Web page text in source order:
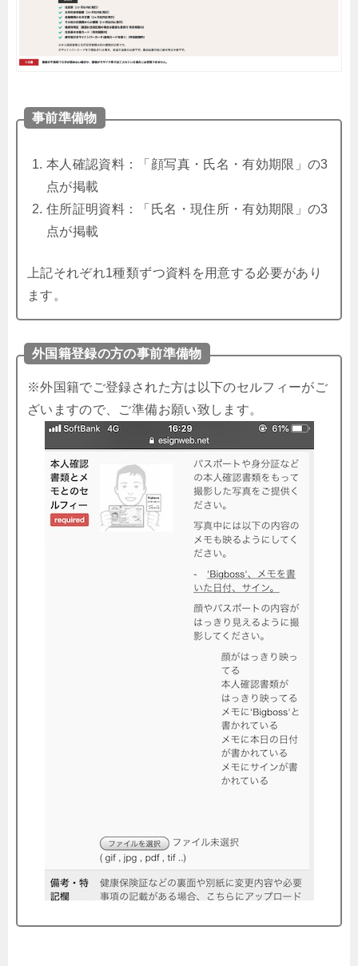
事前準備物
本人確認資料：「顔写真・氏名・有効期限」の3
点が掲載
住所証明資料：「氏名・現住所・有効期限」の3
点が掲載
上記それぞれ1種類ずつ資料を用意する必要があり
ます。
外国籍登録の方の事前準備物
※外国籍でご登録された方は以下のセルフィーがご
ざいますので、ご準備お願い致します。